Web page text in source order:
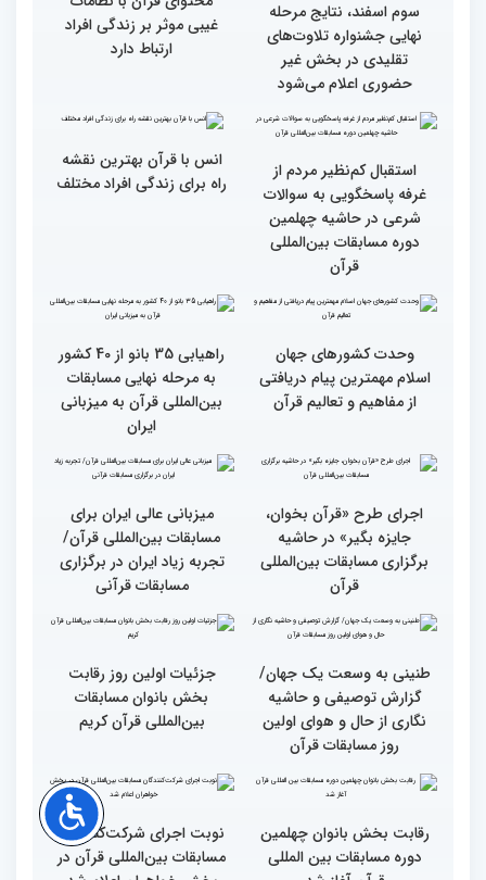
گزارش تصویری مراسم قرعه
کشی متسابقین بخش
بانوان چهلمین دوره
مسابقات بین المللی قرآن
گزارش تصویری بازدید
متسابقین چهلمین دوره
مسابقات بین المللی قرآن
مقدس(بخش دوم)
گزارش تصویری بازدید
متسابقین چهلمین دوره
مسابقات بین المللی قرآن
کریم از باغ موزه دفاع
مقدس(بخش اول)
جزئیات دومین روز رقابت
گزارش تصویری اولین روز
رقابت بخش بانوان چهلمین
قرآن کریم (بخش دوم)
گزارش تصویری اولین روز
رقابت بخش بانوان چهلمین
دوره مسابقات بین المللی
قرآن کریم (بخش اول)
سوم اسفند، نتایج مرحله
نهایی جشنواره تلاوت‌های
تقلیدی در بخش غیر
حضوری اعلام می‌شود
محتوای قرآن با نظامات
غیبی موثر بر زندگی افراد
ارتباط دارد
استقبال کم‌نظیر مردم از
غرفه پاسخگویی به سوالات
شرعی در حاشیه چهلمین
دوره مسابقات بین‌المللی
قرآن
انس با قرآن بهترین نقشه
راه برای زندگی افراد مختلف